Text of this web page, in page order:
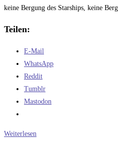
keine Bergung des Starships, keine
Teilen:
E-Mail
WhatsApp
Reddit
Tumblr
Mastodon
Weiterlesen